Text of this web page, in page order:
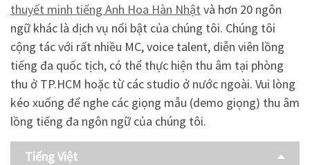
thuyết minh tiếng Anh Hoa Hàn Nhật và hơn 20 ngôn
ngữ khác là dịch vụ nổi bật của chúng tôi. Chúng tôi
cộng tác với rất nhiều MC, voice talent, diễn viên lồng
tiếng đa quốc tịch, có thể thực hiện thu âm tại phòng
thu ở TP.HCM hoặc từ các studio ở nước ngoài. Vui lòng
kéo xuống để nghe các giọng mẫu (demo giọng) thu âm
lồng tiếng đa ngôn ngữ của chúng tôi.
Tiếng Việt